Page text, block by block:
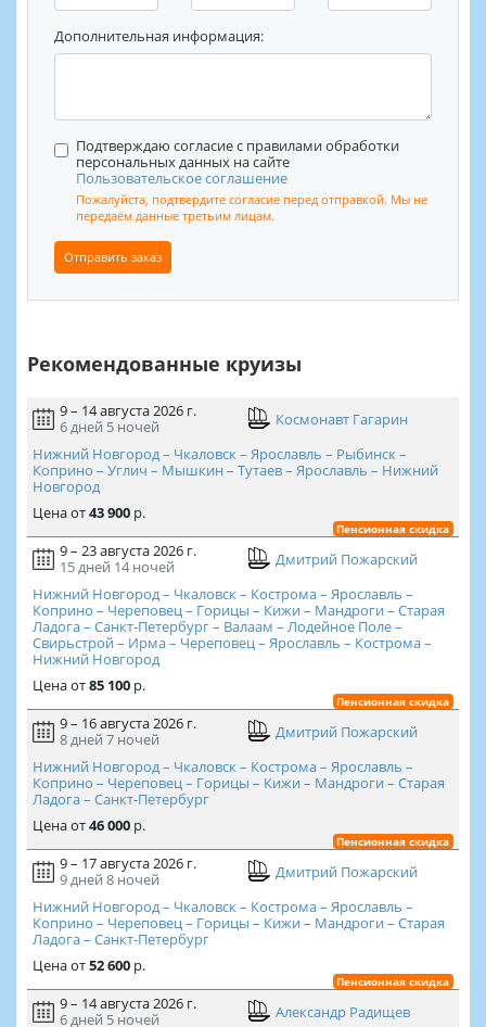
Дополнительная информация:
Подтверждаю согласие с правилами обработки
персональных данных на сайте
Пользовательское соглашение
Пожалуйста, подтвердите согласие перед отправкой. Мы не
передаём данные третьим лицам.
Отправить заказ
Рекомендованные круизы
9 – 14 августа 2026 г.
6 дней 5 ночей
Космонавт Гагарин
Нижний Новгород – Чкаловск – Ярославль – Рыбинск –
Коприно – Углич – Мышкин – Тутаев – Ярославль – Нижний
Новгород
Ценаот43 900р.
Пенсионная скидка
9 – 23 августа 2026 г.
15 дней 14 ночей
Дмитрий Пожарский
Нижний Новгород – Чкаловск – Кострома – Ярославль –
Коприно – Череповец – Горицы – Кижи – Мандроги – Старая
Ладога – Санкт-Петербург – Валаам – Лодейное Поле –
Свирьстрой – Ирма – Череповец – Ярославль – Кострома –
Нижний Новгород
Ценаот85 100р.
Пенсионная скидка
9 – 16 августа 2026 г.
8 дней 7 ночей
Дмитрий Пожарский
Нижний Новгород – Чкаловск – Кострома – Ярославль –
Коприно – Череповец – Горицы – Кижи – Мандроги – Старая
Ладога – Санкт-Петербург
Ценаот46 000р.
Пенсионная скидка
9 – 17 августа 2026 г.
9 дней 8 ночей
Дмитрий Пожарский
Нижний Новгород – Чкаловск – Кострома – Ярославль –
Коприно – Череповец – Горицы – Кижи – Мандроги – Старая
Ладога – Санкт-Петербург
Ценаот52 600р.
Пенсионная скидка
9 – 14 августа 2026 г.
6 дней 5 ночей
Александр Радищев